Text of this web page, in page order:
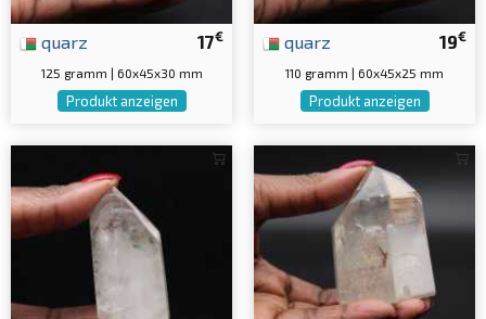
17€
quarz
125 gramm | 60x45x30 mm
Produkt anzeigen
19€
quarz
110 gramm | 60x45x25 mm
Produkt anzeigen